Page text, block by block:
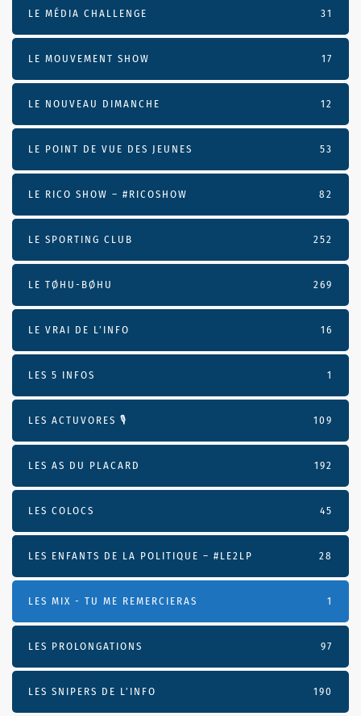
LE MÉDIA CHALLENGE 31
LE MOUVEMENT SHOW 17
LE NOUVEAU DIMANCHE 12
LE POINT DE VUE DES JEUNES 53
LE RICO SHOW – #RICOSHOW 82
LE SPORTING CLUB 252
LE TØHU-BØHU 269
LE VRAI DE L’INFO 16
LES 5 INFOS 1
LES ACTUVORES 🎙 109
LES AS DU PLACARD 192
LES COLOCS 45
LES ENFANTS DE LA POLITIQUE – #LE2LP 28
LES MIX - TU ME REMERCIERAS 1
LES PROLONGATIONS 97
LES SNIPERS DE L’INFO 190